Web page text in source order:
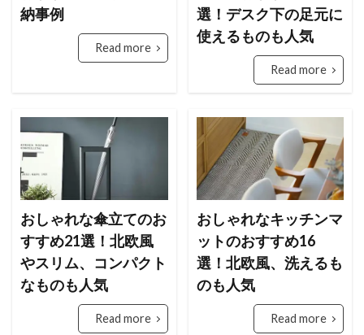
納事例
Read more
選！デスク下の足元に
使えるものも人気
Read more
おしゃれな傘立てのお
すすめ21選！北欧風
やスリム、コンパクト
なものも人気
Read more
おしゃれなキッチンマ
ットのおすすめ16
選！北欧風、洗えるも
のも人気
Read more